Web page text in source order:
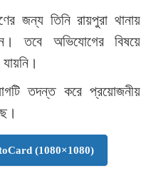
জন্য তিনি রায়পুরা থানায়
তবে অভিযোগের বিষয়ে
তদন্ত করে প্রয়োজনীয়
(1080×1080)